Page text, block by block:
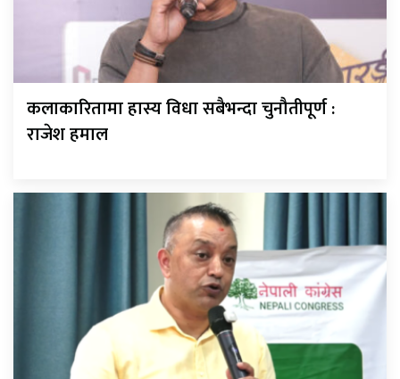
कलाकारितामा हास्य विधा सबैभन्दा चुनौतीपूर्ण :
राजेश हमाल